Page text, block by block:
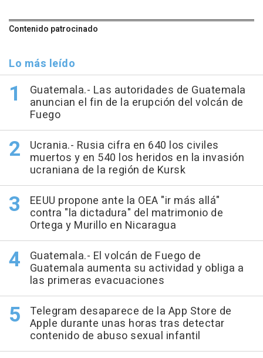
Contenido patrocinado
Lo más leído
Guatemala.- Las autoridades de Guatemala
anuncian el fin de la erupción del volcán de
Fuego
Ucrania.- Rusia cifra en 640 los civiles
muertos y en 540 los heridos en la invasión
ucraniana de la región de Kursk
EEUU propone ante la OEA "ir más allá"
contra "la dictadura" del matrimonio de
Ortega y Murillo en Nicaragua
Guatemala.- El volcán de Fuego de
Guatemala aumenta su actividad y obliga a
las primeras evacuaciones
Telegram desaparece de la App Store de
Apple durante unas horas tras detectar
contenido de abuso sexual infantil